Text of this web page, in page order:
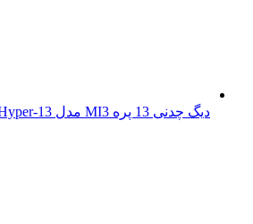
دیگ چدنی 13 پره MI3 مدل Hyper-13